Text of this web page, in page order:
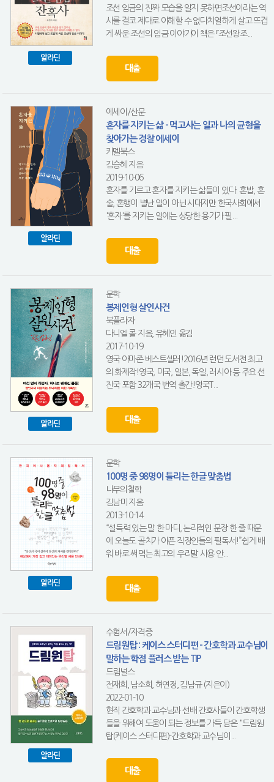
알라딘
조선 임금의 진짜 모습을 알지 못하면조선이라는 역
사를 결코 제대로 이해할 수 없다치열하게 살고 뜨겁
게 싸운 조선의 임금 이야기이 책은 『조선왕조...
대출
알라딘
에세이/산문
혼자를 지키는 삶 - 먹고사는 일과 나의 균형을
찾아가는 경찰 에세이
카멜북스
김승혜 지음
2019-10-06
혼자를 기르고 혼자를 지키는 삶들이 있다. 혼밥, 혼
술, 혼행이 별난 일이 아닌 시대지만 한국사회에서
'혼자'를 지키는 일에는 상당한 용기가 필...
대출
알라딘
문학
봉제인형 살인사건
북플라자
다니엘 콜 지음, 유혜인 옮김
2017-10-19
영국 아마존 베스트셀러!2016년 런던 도서전 최고
의 화제작!영국, 미국, 일본, 독일, 러시아 등 주요 선
진국 포함 32개국 번역 출간!영국T...
대출
알라딘
문학
100명 중 98명이 틀리는 한글 맞춤법
나무의철학
김남미 지음
2013-10-14
“설득력 있는 말 한 마디, 논리적인 문장 한 줄 때문
에 오늘도 골치가 아픈 직장인들의 필독서!”쉽게 배
워 바로 써먹는 최고의 우리말 사용 안...
대출
알라딘
수험서/자격증
드림원탑 : 케이스 스터디편 - 간호학과 교수님이
말하는 학점 플러스 받는 TIP
드림널스
전재희, 남소희, 허연정, 김남규 (지은이)
2022-01-10
현직 간호학과 교수님과 선배 간호사들이 간호학생
들을 위해여 도움이 되는 정보를 가득 담은 "드림원
탑(케이스 스터디편)-간호학과 교수님이...
대출